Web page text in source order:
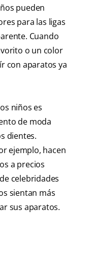
pueden
para las ligas
Cuando
o un color
con aparatos ya
niños es
de moda
dientes.
ejemplo, hacen
a precios
celebridades
sientan más
sus aparatos.